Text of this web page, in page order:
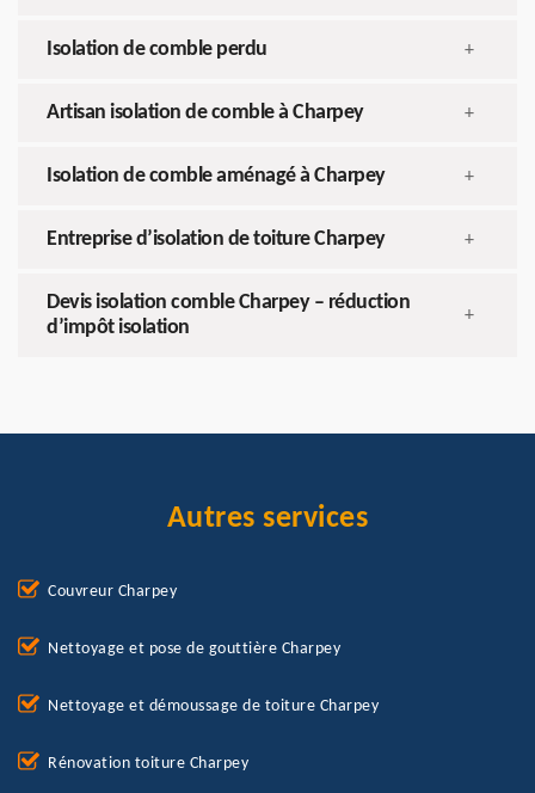
Isolation de comble perdu +
Artisan isolation de comble à Charpey +
Isolation de comble aménagé à Charpey +
Entreprise d’isolation de toiture Charpey +
Devis isolation comble Charpey – réduction
d’impôt isolation
+
Autres services
Couvreur Charpey
Nettoyage et pose de gouttière Charpey
Nettoyage et démoussage de toiture Charpey
Rénovation toiture Charpey